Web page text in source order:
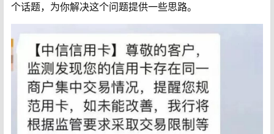
个话题，为你解决这个问题提供一些思路。